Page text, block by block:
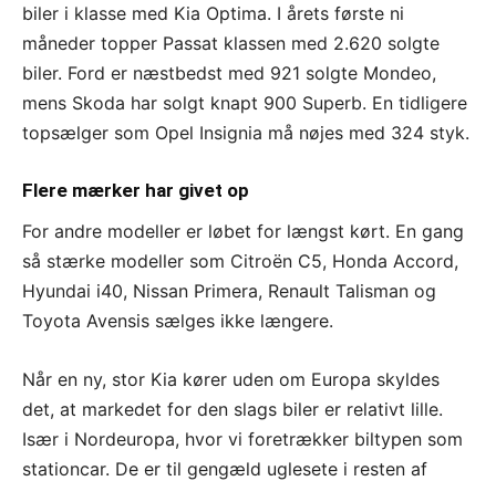
biler i klasse med Kia Optima. I årets første ni
måneder topper Passat klassen med 2.620 solgte
biler. Ford er næstbedst med 921 solgte Mondeo,
mens Skoda har solgt knapt 900 Superb. En tidligere
topsælger som Opel Insignia må nøjes med 324 styk.
Flere mærker har givet op
For andre modeller er løbet for længst kørt. En gang
så stærke modeller som Citroën C5, Honda Accord,
Hyundai i40, Nissan Primera, Renault Talisman og
Toyota Avensis sælges ikke længere.
Når en ny, stor Kia kører uden om Europa skyldes
det, at markedet for den slags biler er relativt lille.
Især i Nordeuropa, hvor vi foretrækker biltypen som
stationcar. De er til gengæld uglesete i resten af